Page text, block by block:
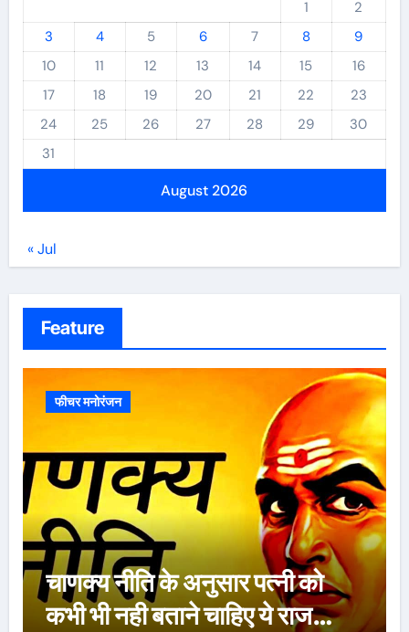
August 2026
1
2
3
4 5 6 7 8
9
10
11 12 13 14 15
16
17
18 19 20 21 22
23
24
25 26 27 28 29
30
31
« Jul
Feature
फीचर मनोरंजन
ऐसे 100 बार मरूंगी, मेरी वजह से
बची लाखों महिलाओं की जान : पूनम
पांडेय